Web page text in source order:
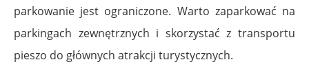
parkowanie jest ograniczone. Warto zaparkować na
parkingach zewnętrznych i skorzystać z transportu
pieszo do głównych atrakcji turystycznych.